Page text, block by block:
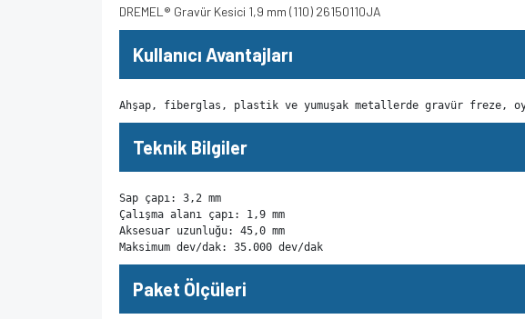
DREMEL® Gravür Kesici 1,9 mm (110) 26150110JA
Kullanıcı Avantajları
Ahşap, fiberglas, plastik ve yumuşak metallerde gravür
Teknik Bilgiler
Sap çapı: 3,2 mm
Çalışma alanı çapı: 1,9 mm
Aksesuar uzunluğu: 45,0 mm
Maksimum dev/dak: 35.000 dev/dak
Paket Ölçüleri